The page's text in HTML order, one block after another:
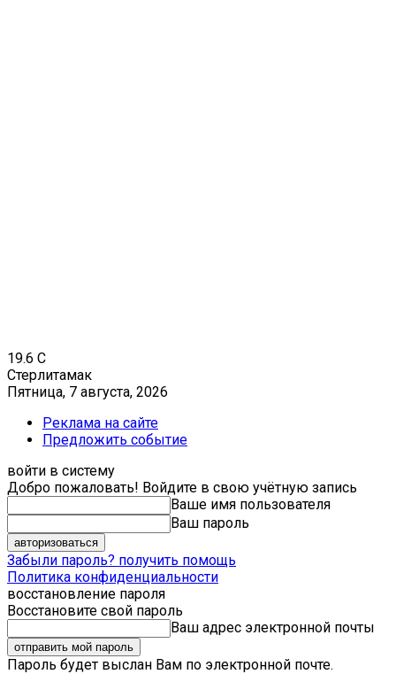
19.6 C
Стерлитамак
Пятница, 7 августа, 2026
Реклама на сайте
Предложить событие
войти в систему
Добро пожаловать! Войдите в свою учётную запись
Ваше имя пользователя
Ваш пароль
Забыли пароль? получить помощь
Политика конфиденциальности
восстановление пароля
Восстановите свой пароль
Ваш адрес электронной почты
Пароль будет выслан Вам по электронной почте.